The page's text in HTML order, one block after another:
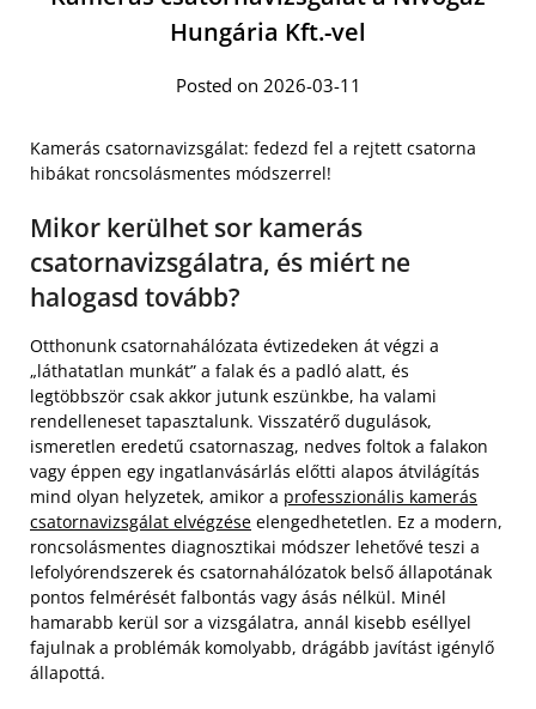
Hungária Kft.-vel
Posted on 2026-03-11
Kamerás csatornavizsgálat: fedezd fel a rejtett csatorna
hibákat roncsolásmentes módszerrel!
Mikor kerülhet sor kamerás
csatornavizsgálatra, és miért ne
halogasd tovább?
Otthonunk csatornahálózata évtizedeken át végzi a
„láthatatlan munkát” a falak és a padló alatt, és
legtöbbször csak akkor jutunk eszünkbe, ha valami
rendelleneset tapasztalunk. Visszatérő dugulások,
ismeretlen eredetű csatornaszag, nedves foltok a falakon
vagy éppen egy ingatlanvásárlás előtti alapos átvilágítás
mind olyan helyzetek, amikor a professzionális kamerás
csatornavizsgálat elvégzése elengedhetetlen. Ez a modern,
roncsolásmentes diagnosztikai módszer lehetővé teszi a
lefolyórendszerek és csatornahálózatok belső állapotának
pontos felmérését falbontás vagy ásás nélkül. Minél
hamarabb kerül sor a vizsgálatra, annál kisebb eséllyel
fajulnak a problémák komolyabb, drágább javítást igénylő
állapottá.